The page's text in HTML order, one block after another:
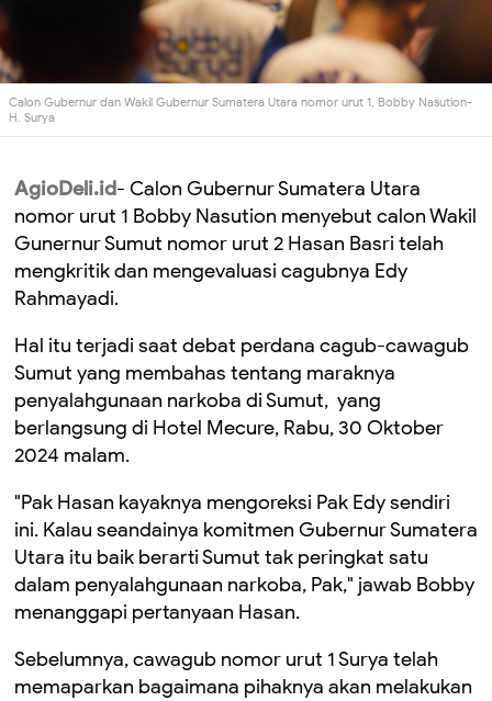
Calon Gubernur dan Wakil Gubernur Sumatera Utara nomor urut 1, Bobby Nasution-
H. Surya
AgioDeli.id- Calon Gubernur Sumatera Utara
nomor urut 1 Bobby Nasution menyebut calon Wakil
Gunernur Sumut nomor urut 2 Hasan Basri telah
mengkritik dan mengevaluasi cagubnya Edy
Rahmayadi.
Hal itu terjadi saat debat perdana cagub-cawagub
Sumut yang membahas tentang maraknya
penyalahgunaan narkoba di Sumut, yang
berlangsung di Hotel Mecure, Rabu, 30 Oktober
2024 malam.
"Pak Hasan kayaknya mengoreksi Pak Edy sendiri
ini. Kalau seandainya komitmen Gubernur Sumatera
Utara itu baik berarti Sumut tak peringkat satu
dalam penyalahgunaan narkoba, Pak," jawab Bobby
menanggapi pertanyaan Hasan.
Sebelumnya, cawagub nomor urut 1 Surya telah
memaparkan bagaimana pihaknya akan melakukan